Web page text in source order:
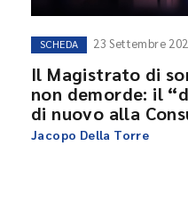
SCHEDA 23 Settembre
Il Magistrato di
non demorde: il
di nuovo alla
Jacopo Della Torre